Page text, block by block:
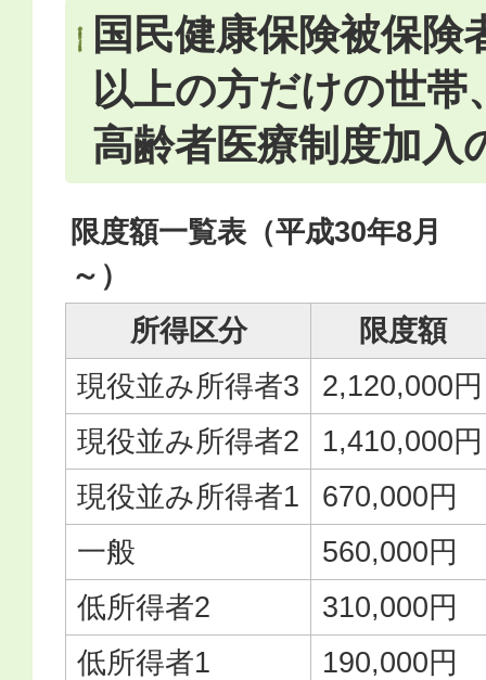
国民健康保険被保険
以上の方だけの世帯
高齢者医療制度加入
限度額一覧表（平成30年8月
～）
所得区分
限度額
現役並み所得者3
2,120,000円
現役並み所得者2
1,410,000円
現役並み所得者1
670,000円
一般
560,000円
低所得者2
310,000円
低所得者1
190,000円